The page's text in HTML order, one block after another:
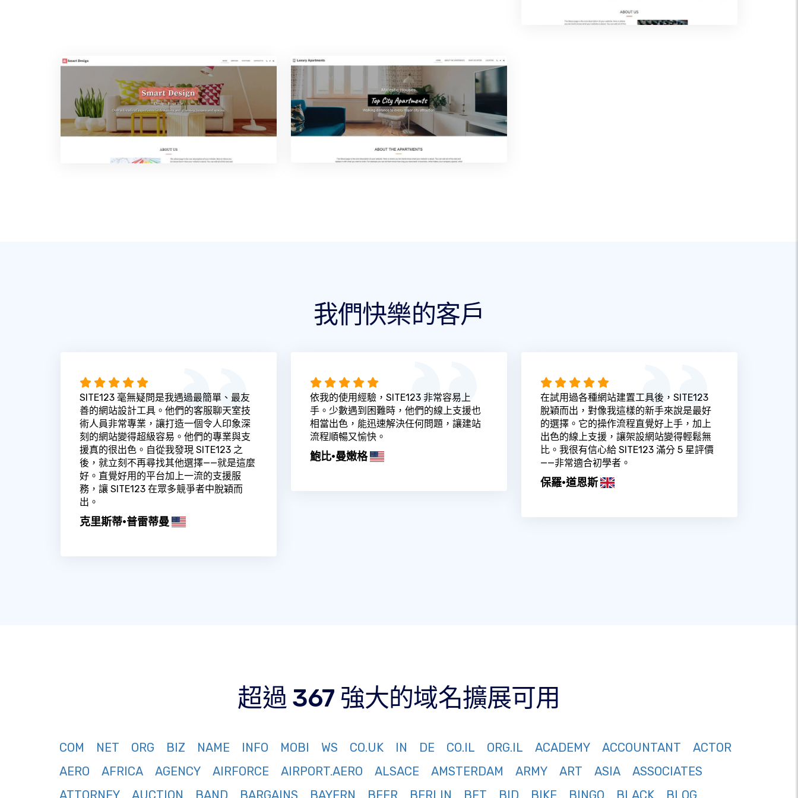
我們快樂的客戶
SITE123 毫無疑問是我遇過最簡單、最友
善的網站設計工具。他們的客服聊天室技
術人員非常專業，讓打造一個令人印象深
刻的網站變得超級容易。他們的專業與支
援真的很出色。自從我發現 SITE123 之
後，就立刻不再尋找其他選擇——就是這麼
好。直覺好用的平台加上一流的支援服
務，讓 SITE123 在眾多競爭者中脫穎而
出。
克里斯蒂·普雷蒂曼
依我的使用經驗，SITE123 非常容易上
手。少數遇到困難時，他們的線上支援也
相當出色，能迅速解決任何問題，讓建站
流程順暢又愉快。
鮑比·曼嫩格
在試用過各種網站建置工具後，SITE123
脫穎而出，對像我這樣的新手來說是最好
的選擇。它的操作流程直覺好上手，加上
出色的線上支援，讓架設網站變得輕鬆無
比。我很有信心給 SITE123 滿分 5 星評價
——非常適合初學者。
保羅·道恩斯
超過 367 強大的域名擴展可用
COM NET ORG BIZ NAME INFO MOBI WS CO.UK IN DE CO.IL ORG.IL ACADEMY ACCOUNTANT
ACTOR
AERO
AFRICA AGENCY AIRFORCE AIRPORT.AERO ALSACE AMSTERDAM ARMY ART ASIA
ASSOCIATES
ATTORNEY
AUCTION BAND BARGAINS BAYERN BEER BERLIN BET BID BIKE BINGO BLACK BLOG